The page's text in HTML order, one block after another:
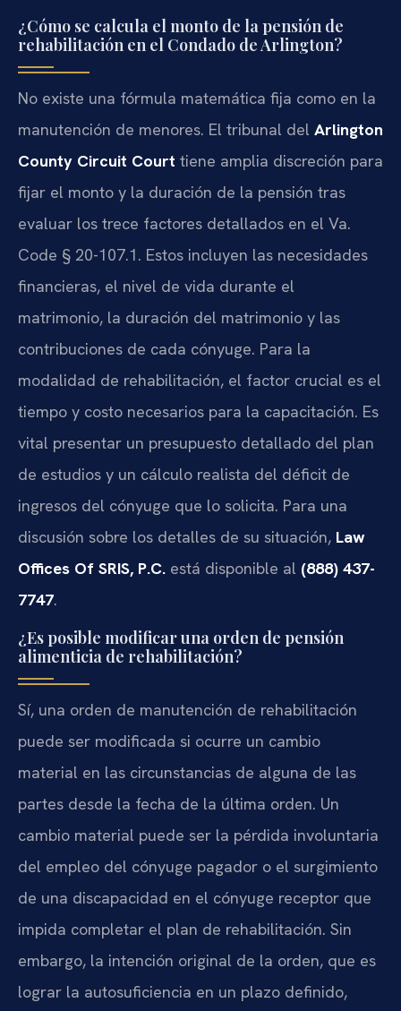
¿Cómo se calcula el monto de la pensión de
rehabilitación en el Condado de Arlington?
No existe una fórmula matemática fija como en la
manutención de menores. El tribunal del Arlington
County Circuit Court tiene amplia discreción para
fijar el monto y la duración de la pensión tras
evaluar los trece factores detallados en el Va.
Code § 20-107.1. Estos incluyen las necesidades
financieras, el nivel de vida durante el
matrimonio, la duración del matrimonio y las
contribuciones de cada cónyuge. Para la
modalidad de rehabilitación, el factor crucial es el
tiempo y costo necesarios para la capacitación. Es
vital presentar un presupuesto detallado del plan
de estudios y un cálculo realista del déficit de
ingresos del cónyuge que lo solicita. Para una
discusión sobre los detalles de su situación, Law
Offices Of SRIS, P.C. está disponible al (888) 437-
7747.
¿Es posible modificar una orden de pensión
alimenticia de rehabilitación?
Sí, una orden de manutención de rehabilitación
puede ser modificada si ocurre un cambio
material en las circunstancias de alguna de las
partes desde la fecha de la última orden. Un
cambio material puede ser la pérdida involuntaria
del empleo del cónyuge pagador o el surgimiento
de una discapacidad en el cónyuge receptor que
impida completar el plan de rehabilitación. Sin
embargo, la intención original de la orden, que es
lograr la autosuficiencia en un plazo definido,